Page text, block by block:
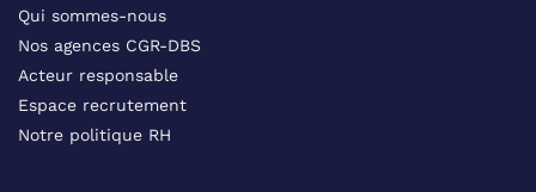
Qui sommes-nous
Nos agences CGR-DBS
Acteur responsable
Espace recrutement
Notre politique RH